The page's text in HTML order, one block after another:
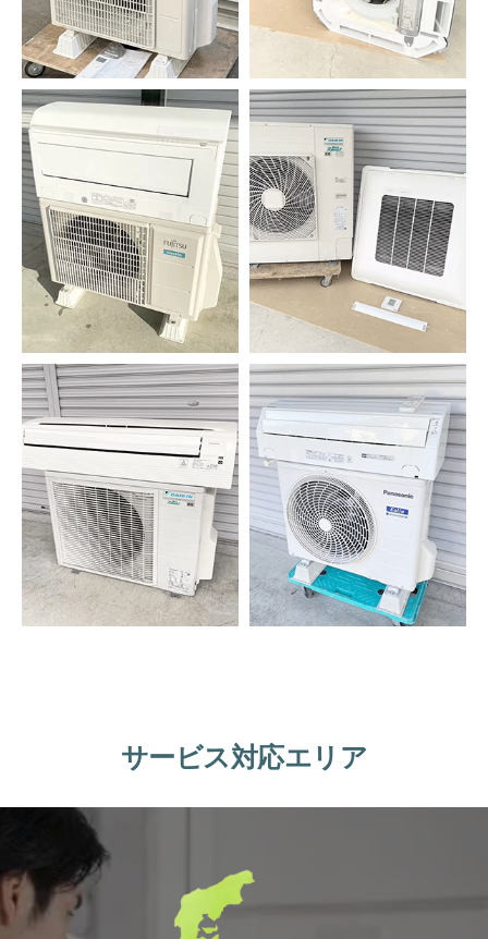
サービス対応エリア